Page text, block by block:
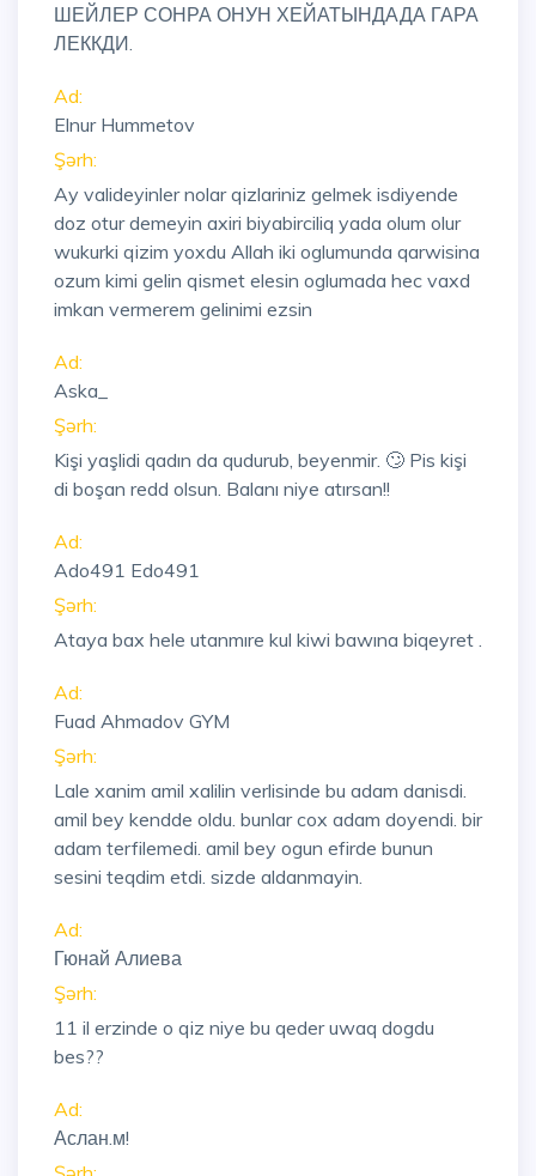
ШЕЙЛЕР СОНРА ОНУН ХЕЙАТЫНДАДА ГАРА
ЛЕККДИ.
Ad:
Elnur Hummetov
Şərh:
Ay valideyinler nolar qizlariniz gelmek isdiyende
doz otur demeyin axiri biyabirciliq yada olum olur
wukurki qizim yoxdu Allah iki oglumunda qarwisina
ozum kimi gelin qismet elesin oglumada hec vaxd
imkan vermerem gelinimi ezsin
Ad:
Aska_
Şərh:
Kişi yaşlidi qadın da qudurub, beyenmir. 🙄 Pis kişi
di boşan redd olsun. Balanı niye atırsan!!
Ad:
Ado491 Edo491
Şərh:
Ataya bax hele utanmıre kul kiwi bawına biqeyret .
Ad:
Fuad Ahmadov GYM
Şərh:
Lale xanim amil xalilin verlisinde bu adam danisdi.
amil bey kendde oldu. bunlar cox adam doyendi. bir
adam terfilemedi. amil bey ogun efirde bunun
sesini teqdim etdi. sizde aldanmayin.
Ad:
Гюнай Алиева
Şərh:
11 il erzinde o qiz niye bu qeder uwaq dogdu
bes??
Ad:
Аслан.м!